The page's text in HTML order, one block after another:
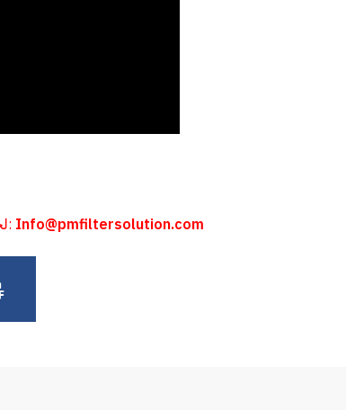
لحماية خصوصية المستندات ، يرجى الاتصال بنا للحصول على كلمة مرور التنزيل: Info@pmfiltersolution.com